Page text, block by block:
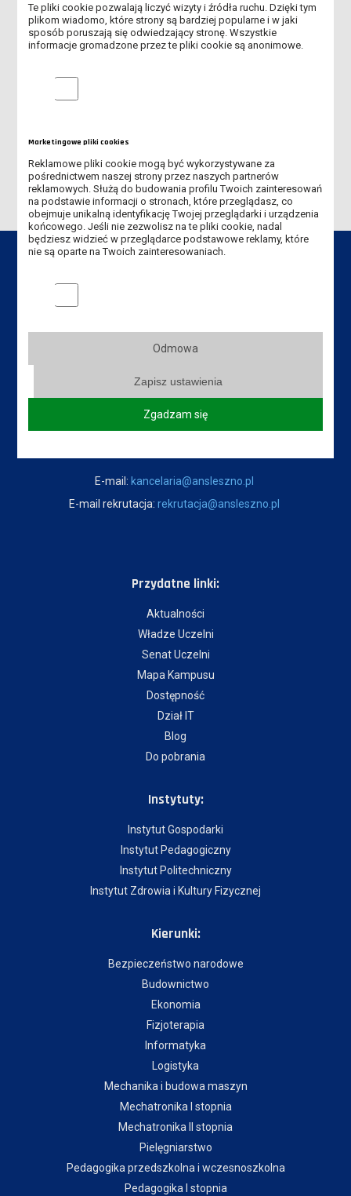
REKRUTACJA DO DOMU STUDENTA "KOMENIK"
WSPARCIE PSYCHOTERAPEUTYCZNE DLA STUDENTÓW ANS W
PIERWSI ABSOLWENCI AKADEMII DZIECIĘCEJ ODEBRALI
REKRUTACJA NA STUDIA ROZPOCZĘTA!
im. Jana Amosa Komeńskiego w Lesznie
Tel.:+48 65 529 60 60
Tel. rekrutacja:
+48 65 525 01 12
E-mail: kancelaria@ansleszno.pl
E-mail rekrutacja: rekrutacja@ansleszno.pl
Przydatne linki:
Aktualności
Władze Uczelni
Senat Uczelni
Mapa Kampusu
Dostępność
Dział IT
Blog
Do pobrania
Instytuty:
Instytut Gospodarki
Instytut Pedagogiczny
Instytut Politechniczny
Instytut Zdrowia i Kultury Fizycznej
Kierunki:
Bezpieczeństwo narodowe
Budownictwo
Ekonomia
Fizjoterapia
Informatyka
Logistyka
Mechanika i budowa maszyn
Mechatronika I stopnia
Mechatronika II stopnia
Pielęgniarstwo
Pedagogika przedszkolna i wczesnoszkolna
Pedagogika I stopnia
Te pliki cookie pozwalają liczyć wizyty i źródła ruchu. Dzięki tym
plikom wiadomo, które strony są bardziej popularne i w jaki
sposób poruszają się odwiedzający stronę. Wszystkie
informacje gromadzone przez te pliki cookie są anonimowe.
Analityczne pliki cookie
Marketingowe pliki cookies
Reklamowe pliki cookie mogą być wykorzystywane za
pośrednictwem naszej strony przez naszych partnerów
reklamowych. Służą do budowania profilu Twoich zainteresowań
na podstawie informacji o stronach, które przeglądasz, co
obejmuje unikalną identyfikację Twojej przeglądarki i urządzenia
końcowego. Jeśli nie zezwolisz na te pliki cookie, nadal
będziesz widzieć w przeglądarce podstawowe reklamy, które
nie są oparte na Twoich zainteresowaniach.
Marketingowe pliki cookies
Odmowa
Zapisz ustawienia
Zgadzam się